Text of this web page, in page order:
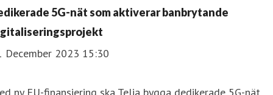
5G-nät som aktiverar banbrytande
December 2023 15:30
ny EU-finansiering ska Telia bygga dedikerade 5G-nät